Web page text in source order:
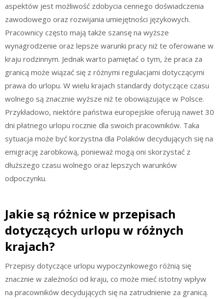
aspektów jest możliwość zdobycia cennego doświadczenia
zawodowego oraz rozwijania umiejętności językowych.
Pracownicy często mają także szansę na wyższe
wynagrodzenie oraz lepsze warunki pracy niż te oferowane w
kraju rodzinnym. Jednak warto pamiętać o tym, że praca za
granicą może wiązać się z różnymi regulacjami dotyczącymi
prawa do urlopu. W wielu krajach standardy dotyczące czasu
wolnego są znacznie wyższe niż te obowiązujące w Polsce.
Przykładowo, niektóre państwa europejskie oferują nawet 30
dni płatnego urlopu rocznie dla swoich pracowników. Taka
sytuacja może być korzystna dla Polaków decydujących się na
emigrację zarobkową, ponieważ mogą oni skorzystać z
dłuższego czasu wolnego oraz lepszych warunków
odpoczynku.
Jakie są różnice w przepisach
dotyczących urlopu w różnych
krajach?
Przepisy dotyczące urlopu wypoczynkowego różnią się
znacznie w zależności od kraju, co może mieć istotny wpływ
na pracowników decydujących się na zatrudnienie za granicą.